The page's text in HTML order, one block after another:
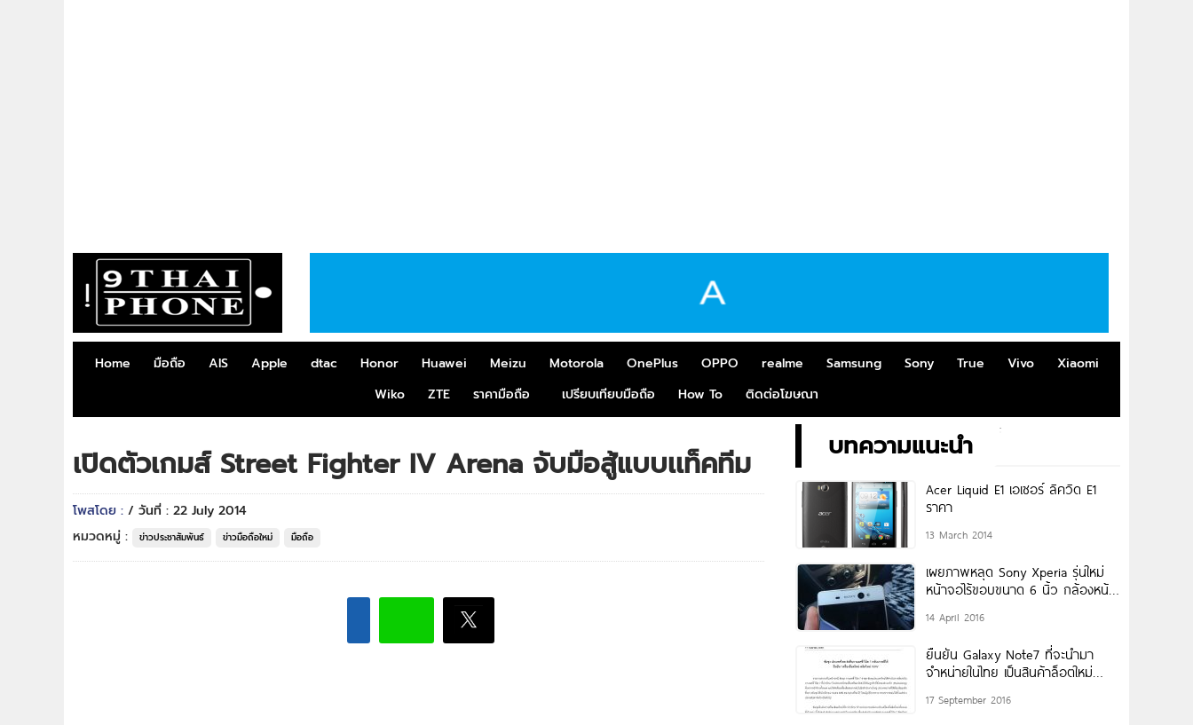
Home มือถือ AIS Apple dtac Honor Huawei Meizu Motorola OnePlus OPPO realme Samsung Sony True Vivo
Xiaomi
Wiko
ZTE ราคามือถือ เปรียบเทียบมือถือ How To ติดต่อโฆษณา
เปิดตัวเกมส์ Street Fighter IV Arena จับมือสู้แบบเเท็คทีม
โพสโดย : / วันที่ : 22 July 2014
หมวดหมู่ :
ข่าวประชาสัมพันธ์ ข่าวมือถือใหม่ มือถือ
บทความแนะนำ
Acer Liquid E1 เอเซอร์ ลิควิด E1
ราคา
13 March 2014
เผยภาพหลุด Sony Xperia รุ่นใหม่
หน้าจอไร้ขอบขนาด 6 นิ้ว กล้องหน้า
14 April 2016
ยืนยัน Galaxy Note7 ที่จะนำมา
จำหน่ายในไทย เป็นสินค้าล็อตใหม่
17 September 2016